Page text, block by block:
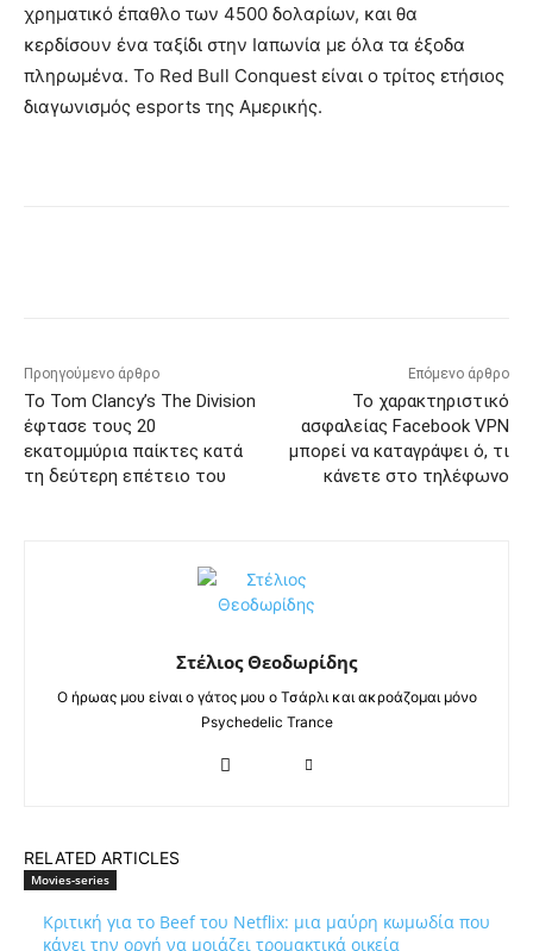
χρηματικό έπαθλο των 4500 δολαρίων, και θα
κερδίσουν ένα ταξίδι στην Ιαπωνία με όλα τα έξοδα
πληρωμένα. Το Red Bull Conquest είναι ο τρίτος ετήσιος
διαγωνισμός esports της Αμερικής.
Προηγούμενο άρθρο
Το Tom Clancy’s The Division
έφτασε τους 20
εκατομμύρια παίκτες κατά
τη δεύτερη επέτειο του
Επόμενο άρθρο
Το χαρακτηριστικό
ασφαλείας Facebook VPN
μπορεί να καταγράψει ό, τι
κάνετε στο τηλέφωνο
Στέλιος Θεοδωρίδης
Ο ήρωας μου είναι ο γάτος μου ο Τσάρλι και ακροάζομαι μόνο
Psychedelic Trance
RELATED ARTICLES
Movies-series
Κριτική για το Beef του Netflix: μια μαύρη κωμωδία που
κάνει την οργή να μοιάζει τρομακτικά οικεία